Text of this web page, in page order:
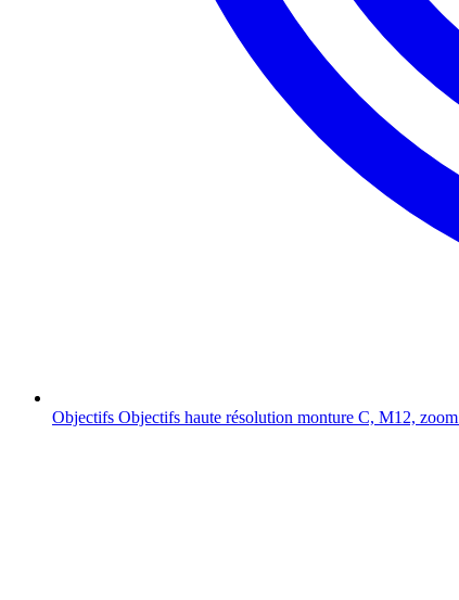
Objectifs Objectifs haute résolution monture C, M12,